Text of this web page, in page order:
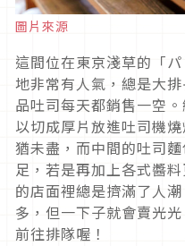
圖片來源
這間位在東京淺草的「
地非常有人氣，總是大
品吐司每天都銷售一空
以切成厚片放進吐司機
猶未盡，而中間的吐司
足，若是再加上各式醬
的店面裡總是擠滿了人
多，但一下子就會賣光
前往排隊喔！